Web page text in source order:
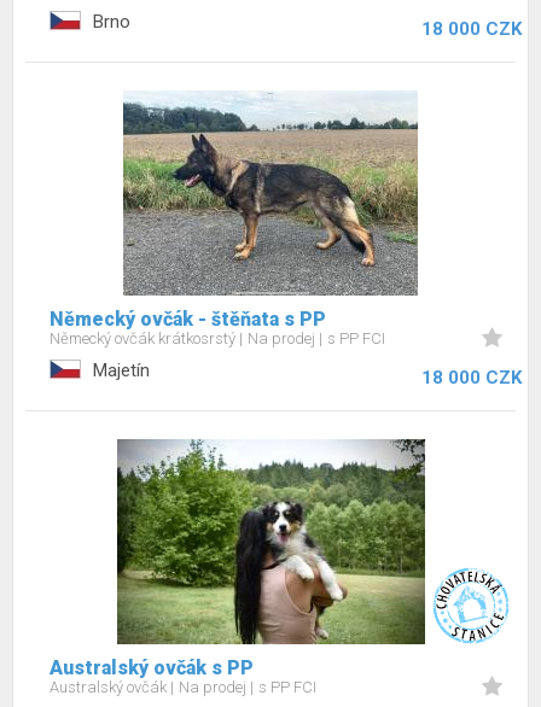
Brno 18 000 CZK
Německý ovčák - štěňata s PP
Německý ovčák krátkosrstý Na prodej s PP FCI
Majetín 18 000 CZK
Australský ovčák s PP
Australský ovčák Na prodej s PP FCI